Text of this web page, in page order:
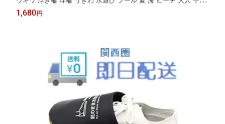
いがらし定番 安心 小学生 幼稚園 お子様 空気 便利 大人用 子供用
サイズ 海水浴 水上 レジャー かわいい
1,680円